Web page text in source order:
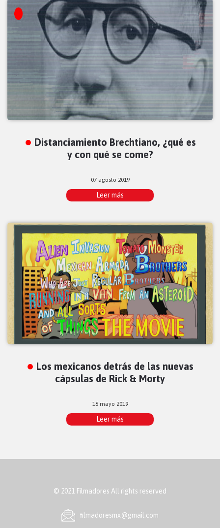
Distanciamiento Brechtiano, ¿qué es
y con qué se come?
07 agosto 2019
Leer más
Los mexicanos detrás de las nuevas
cápsulas de Rick & Morty
16 mayo 2019
Leer más
© 2021 Filmadores All rights reserved
ﬁlmadoresmx@gmail.com